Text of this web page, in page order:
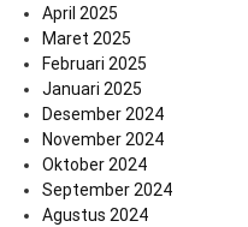
April 2025
Maret 2025
Februari 2025
Januari 2025
Desember 2024
November 2024
Oktober 2024
September 2024
Agustus 2024